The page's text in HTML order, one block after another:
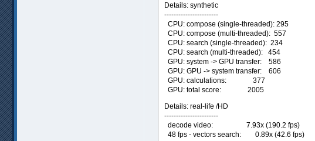
Details: synthetic
-----------------------
CPU: compose (single-threaded): 295
CPU: compose (multi-threaded): 557
CPU: search (single-threaded): 234
CPU: search (multi-threaded): 454
GPU: system -> GPU transfer: 586
GPU: GPU -> system transfer: 606
GPU: calculations: 377
GPU: total score: 2005
Details: real-life /HD
-----------------------
decode video: 7.93x (190.2 fps)
48 fps - vectors search: 0.89x (42.6 fps)